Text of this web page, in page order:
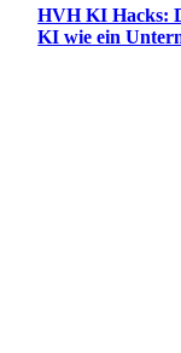
HVH KI Hacks:
KI wie ein